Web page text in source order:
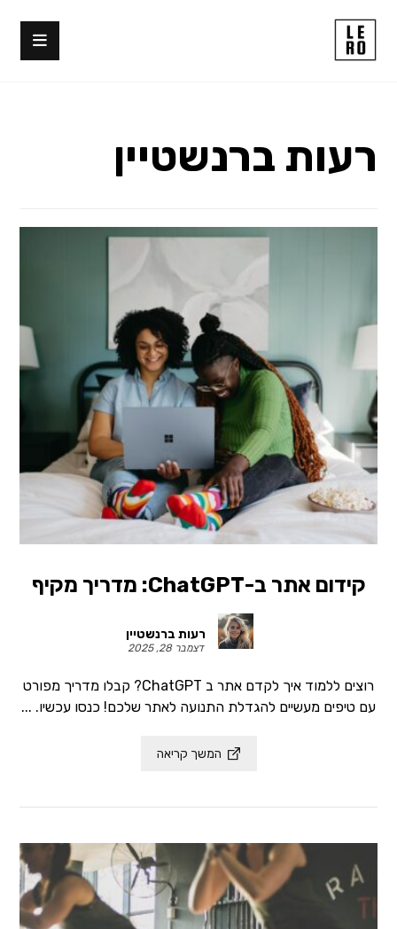
רעות ברנשטיין
קידום אתר ב-ChatGPT: מדריך מקיף
רעות ברנשטיין
דצמבר 28, 2025
רוצים ללמוד איך לקדם אתר ב ChatGPT? קבלו מדריך מפורט
עם טיפים מעשיים להגדלת התנועה לאתר שלכם! כנסו עכשיו. ...
המשך קריאה